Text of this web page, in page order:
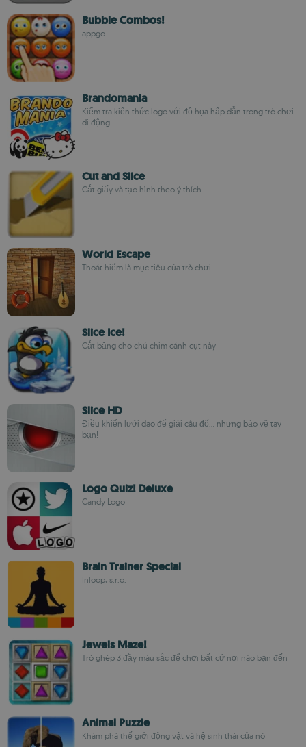
Bubble Combos!
appgo
Brandomania
Kiểm tra kiến thức logo với đồ họa hấp dẫn trong trò chơi
di động
Cut and Slice
Cắt giấy và tạo hình theo ý thích
World Escape
Thoát hiểm là mục tiêu của trò chơi
Slice Ice!
Cắt băng cho chú chim cánh cụt này
Slice HD
Điều khiển lưỡi dao để giải câu đố... nhưng bảo vệ tay
bạn!
Logo Quiz! Deluxe
Candy Logo
Brain Trainer Special
Inloop, s.r.o.
Jewels Maze!
Trò ghép 3 đầy màu sắc để chơi bất cứ nơi nào bạn đến
Animal Puzzle
Khám phá thế giới động vật và hệ sinh thái của nó